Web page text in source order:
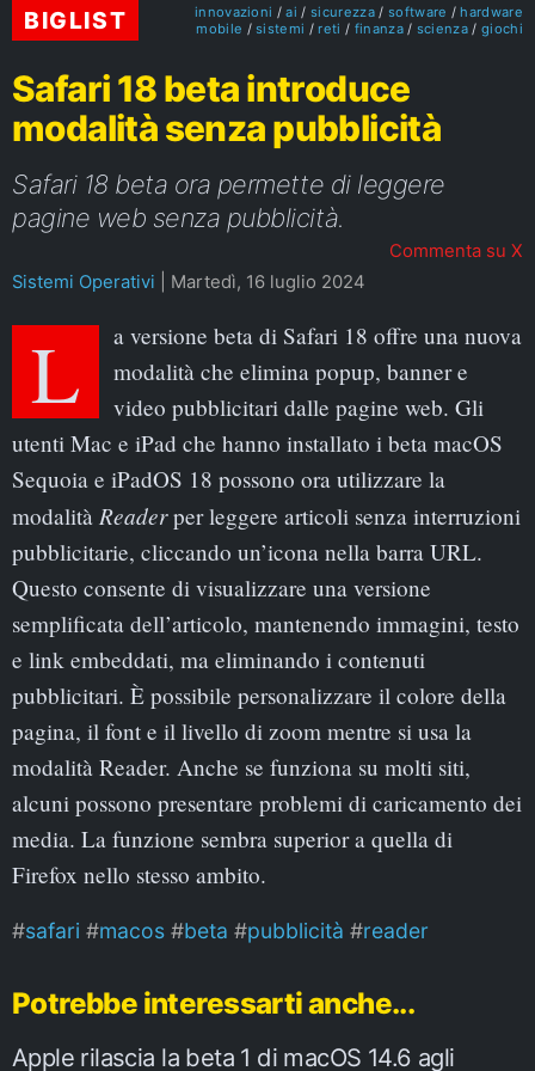
BIGLIST innovazioni ai sicurezza software
hardware
mobile
sistemi reti finanza scienza giochi
Safari 18 beta introduce
modalità senza pubblicità
Safari 18 beta ora permette di leggere
pagine web senza pubblicità.
Commenta su X
Sistemi Operativi
Martedì, 16 luglio 2024
La versione beta di Safari 18 offre una nuova
modalità che elimina popup, banner e
video pubblicitari dalle pagine web. Gli
utenti Mac e iPad che hanno installato i beta macOS
Sequoia e iPadOS 18 possono ora utilizzare la
modalità Readerper leggere articoli senza interruzioni
pubblicitarie, cliccando un’icona nella barra URL.
Questo consente di visualizzare una versione
semplificata dell’articolo, mantenendo immagini, testo
e link embeddati, ma eliminando i contenuti
pubblicitari. È possibile personalizzare il colore della
pagina, il font e il livello di zoom mentre si usa la
modalità Reader. Anche se funziona su molti siti,
alcuni possono presentare problemi di caricamento dei
media. La funzione sembra superior a quella di
Firefox nello stesso ambito.
safari macos beta pubblicità reader
Potrebbe interessarti anche...
Apple rilascia la beta 1 di macOS 14.6 agli